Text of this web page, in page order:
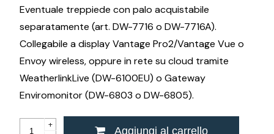
Eventuale treppiede con palo acquistabile
separatamente (art. DW-7716 o DW-7716A).
Collegabile a display Vantage Pro2/Vantage Vue o
Envoy wireless, oppure in rete su cloud tramite
WeatherlinkLive (DW-6100EU) o Gateway
Enviromonitor (DW-6803 o DW-6805).
+
Aggiungi al carrello